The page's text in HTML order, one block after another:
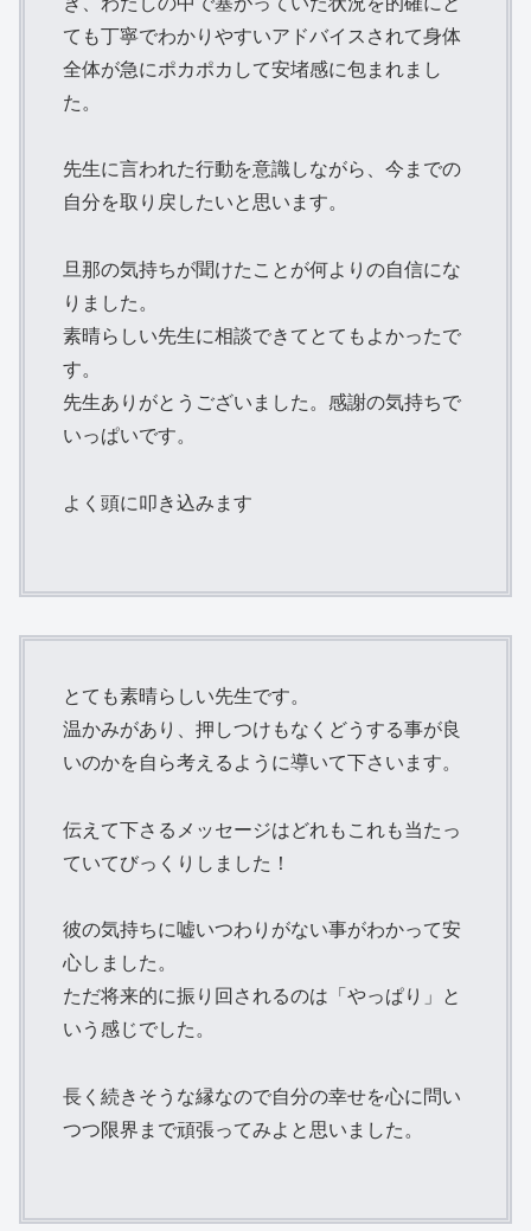
ても丁寧でわかりやすいアドバイスされて身体
全体が急にポカポカして安堵感に包まれまし
た。
先生に言われた行動を意識しながら、今までの
自分を取り戻したいと思います。
旦那の気持ちが聞けたことが何よりの自信にな
りました。
素晴らしい先生に相談できてとてもよかったで
す。
先生ありがとうございました。感謝の気持ちで
いっぱいです。
よく頭に叩き込みます
とても素晴らしい先生です。
温かみがあり、押しつけもなくどうする事が良
いのかを自ら考えるように導いて下さいます。
伝えて下さるメッセージはどれもこれも当たっ
ていてびっくりしました！
彼の気持ちに嘘いつわりがない事がわかって安
心しました。
ただ将来的に振り回されるのは「やっぱり」と
いう感じでした。
長く続きそうな縁なので自分の幸せを心に問い
つつ限界まで頑張ってみよと思いました。